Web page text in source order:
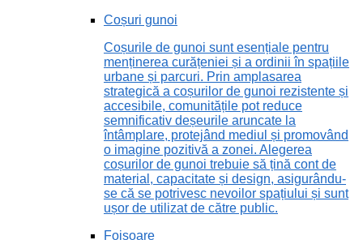
Coșuri gunoi
Coșurile de gunoi sunt esențiale pentru
menținerea curățeniei și a ordinii în spațiile
urbane și parcuri. Prin amplasarea
strategică a coșurilor de gunoi rezistente și
accesibile, comunitățile pot reduce
semnificativ deșeurile aruncate la
întâmplare, protejând mediul și promovând
o imagine pozitivă a zonei. Alegerea
coșurilor de gunoi trebuie să țină cont de
material, capacitate și design, asigurându-
se că se potrivesc nevoilor spațiului și sunt
ușor de utilizat de către public.
Foișoare